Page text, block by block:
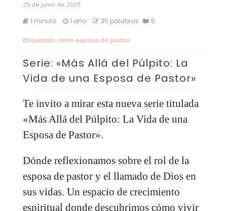
25 de junio de 2025
1 minuto 1 año 35 palabras 5
Etiquetado como esposa de pastor
Serie: «Más Allá del Púlpito: La
Vida de una Esposa de Pastor»
Te invito a mirar esta nueva serie titulada
«Más Allá del Púlpito: La Vida de una
Esposa de Pastor».
Dónde reflexionamos sobre el rol de la
esposa de pastor y el llamado de Dios en
sus vidas. Un espacio de crecimiento
espiritual donde descubrimos cómo vivir